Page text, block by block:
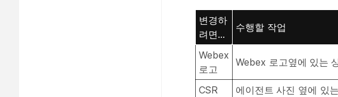
변경하
려면...
수행할 작업
Webex
로고
Webex 로고옆에 있는
CSR
에이전트 사진 옆에 있